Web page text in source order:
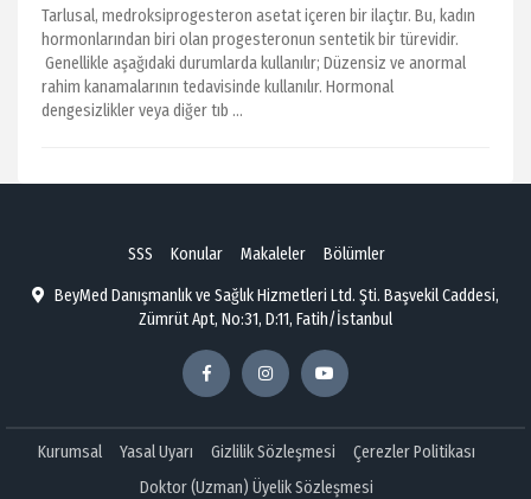
Tarlusal, medroksiprogesteron asetat içeren bir ilaçtır. Bu, kadın
hormonlarından biri olan progesteronun sentetik bir türevidir.
Genellikle aşağıdaki durumlarda kullanılır; Düzensiz ve anormal
rahim kanamalarının tedavisinde kullanılır. Hormonal
dengesizlikler veya diğer tıb ...
SSS Konular Makaleler Bölümler
BeyMed Danışmanlık ve Sağlık Hizmetleri Ltd. Şti. Başvekil Caddesi,
Zümrüt Apt, No:31, D:11, Fatih/İstanbul
Kurumsal Yasal Uyarı Gizlilik Sözleşmesi
Çerezler Politikası
Doktor (Uzman) Üyelik Sözleşmesi